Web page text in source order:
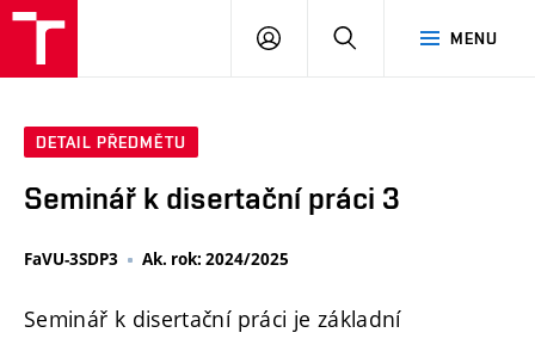
MENU
PŘIHLÁSIT
DETAIL PŘEDMĚTU
Seminář k disertační práci 3
FaVU-3SDP3 Ak. rok: 2024/2025
Seminář k disertační práci je základní